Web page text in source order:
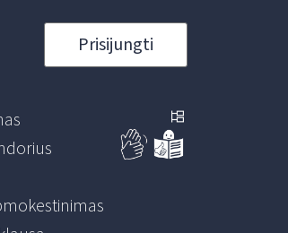
Prisijungti